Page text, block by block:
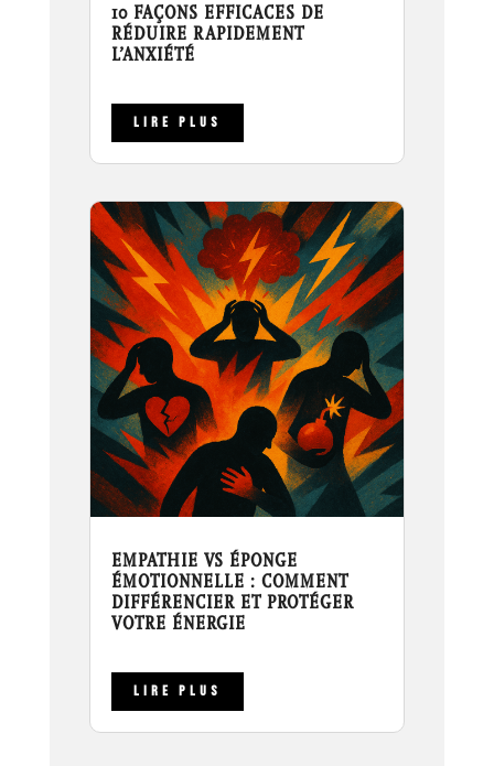
10 FAÇONS EFFICACES DE
RÉDUIRE RAPIDEMENT
L’ANXIÉTÉ
LIRE PLUS
EMPATHIE VS ÉPONGE
ÉMOTIONNELLE : COMMENT
DIFFÉRENCIER ET PROTÉGER
VOTRE ÉNERGIE
LIRE PLUS